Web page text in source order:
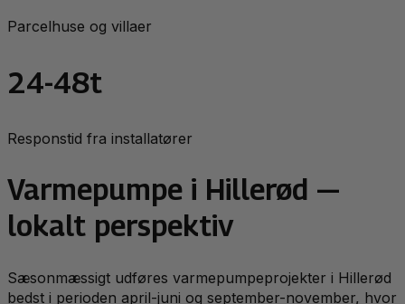
Parcelhuse og villaer
24-48t
Responstid fra installatører
Varmepumpe i Hillerød —
lokalt perspektiv
Sæsonmæssigt udføres varmepumpeprojekter i Hillerød
bedst i perioden april-juni og september-november, hvor